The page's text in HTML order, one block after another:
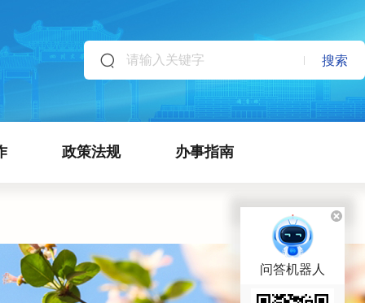
搜索
政策法规 办事指南
问答机器人